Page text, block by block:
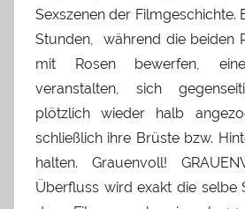
Sexszenen der Filmgeschichte.
Stunden, während die beiden
mit Rosen bewerfen, eine
veranstalten, sich
plötzlich wieder halb
schließlich ihre Brüste bzw.
halten. Grauenvoll!
Überfluss wird exakt die selbe